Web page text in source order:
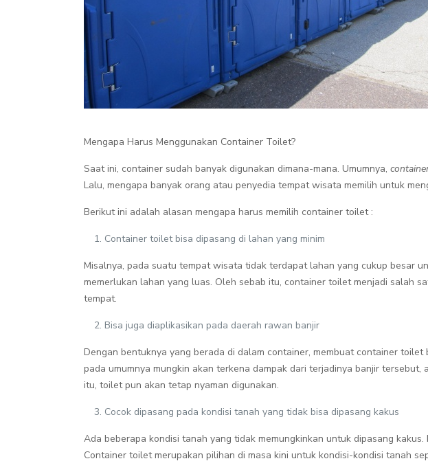
Mengapa Harus Menggunakan Container Toilet?
Saat ini, container sudah banyak digunakan dimana-mana. Umumnya,
Lalu, mengapa banyak orang atau penyedia tempat wisata memilih untuk
Berikut ini adalah alasan mengapa harus memilih container toilet :
Container toilet bisa dipasang di lahan yang minim
Misalnya, pada suatu tempat wisata tidak terdapat lahan yang cukup besar
memerlukan lahan yang luas. Oleh sebab itu, container toilet menjadi salah
tempat.
Bisa juga diaplikasikan pada daerah rawan banjir
Dengan bentuknya yang berada di dalam container, membuat container
pada umumnya mungkin akan terkena dampak dari terjadinya banjir
itu, toilet pun akan tetap nyaman digunakan.
Cocok dipasang pada kondisi tanah yang tidak bisa dipasang kakus
Ada beberapa kondisi tanah yang tidak memungkinkan untuk dipasang
Container toilet merupakan pilihan di masa kini untuk kondisi-kondisi tanah